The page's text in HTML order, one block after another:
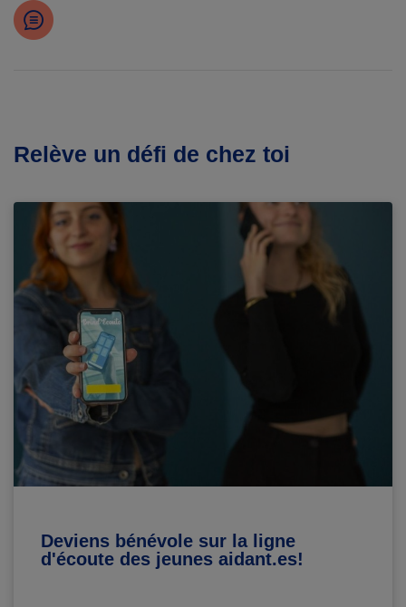
Relève un défi de chez toi
Deviens bénévole sur la ligne
d'écoute des jeunes aidant.es!